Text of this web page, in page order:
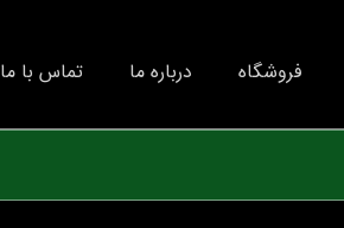
فروشگاه درباره ما تماس با ما